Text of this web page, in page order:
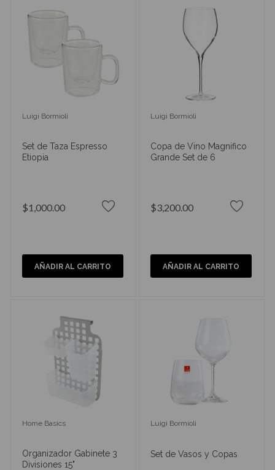
Luigi Bormioli
Set de Taza Espresso
Etiopia
$1,000.00
AÑADIR AL CARRITO
Luigi Bormioli
Copa de Vino Magnifico
Grande Set de 6
$3,200.00
AÑADIR AL CARRITO
Home Basics
Organizador Gabinete 3
Divisiones 15"
Luigi Bormioli
Set de Vasos y Copas